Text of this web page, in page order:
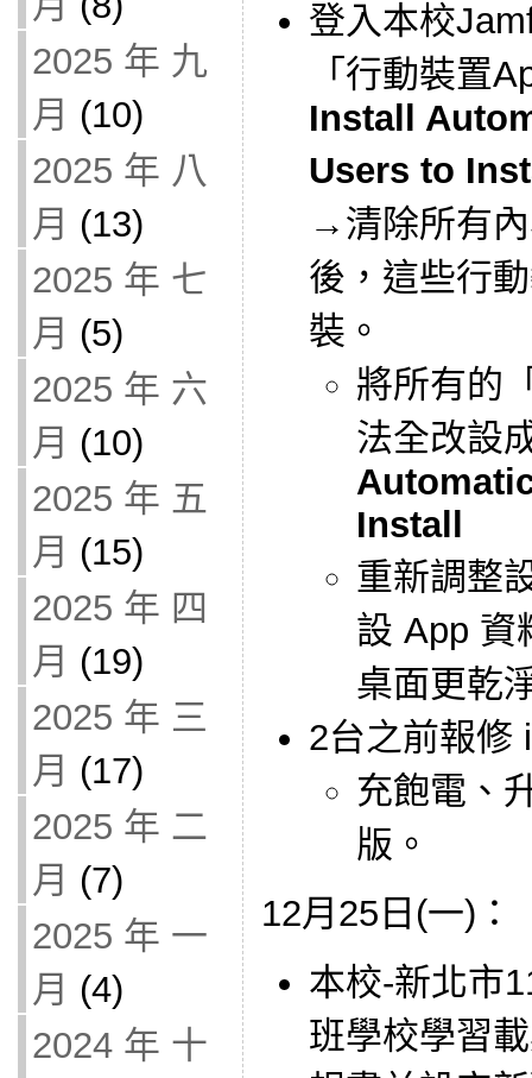
2025 年 九
月 (10)
2025 年 八
月 (13)
2025 年 七
月 (5)
2025 年 六
月 (10)
2025 年 五
月 (15)
2025 年 四
月 (19)
2025 年 三
月 (17)
2025 年 二
月 (7)
2025 年 一
月 (4)
2024 年 十
登入本校
「行動裝置
Install
Users to
→清除所有
後，這些行
裝。
將所有的
法全改設
Install
重新調整
設 App 資
桌面更乾
2台之前報修
充飽電、
版。
12月25日(一)：
本校-新北市
班學校學習